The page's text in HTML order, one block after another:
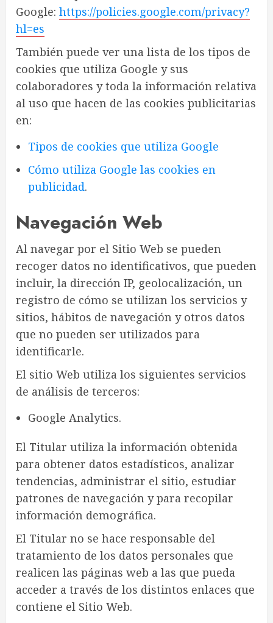
Google: https://policies.google.com/privacy?
hl=es
También puede ver una lista de los tipos de
cookies que utiliza Google y sus
colaboradores y toda la información relativa
al uso que hacen de las cookies publicitarias
en:
Tipos de cookies que utiliza Google
Cómo utiliza Google las cookies en
publicidad.
Navegación Web
Al navegar por el Sitio Web se pueden
recoger datos no identificativos, que pueden
incluir, la dirección IP, geolocalización, un
registro de cómo se utilizan los servicios y
sitios, hábitos de navegación y otros datos
que no pueden ser utilizados para
identificarle.
El sitio Web utiliza los siguientes servicios
de análisis de terceros:
Google Analytics.
El Titular utiliza la información obtenida
para obtener datos estadísticos, analizar
tendencias, administrar el sitio, estudiar
patrones de navegación y para recopilar
información demográfica.
El Titular no se hace responsable del
tratamiento de los datos personales que
realicen las páginas web a las que pueda
acceder a través de los distintos enlaces que
contiene el Sitio Web.